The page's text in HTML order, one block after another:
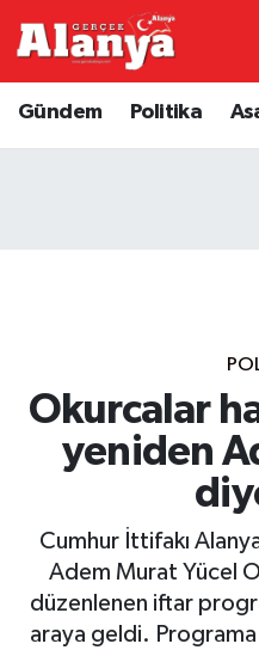
Gündem Politika
Okurcalar
yeniden
Cumhur İttifakı
Adem Murat Yücel
düzenlenen iftar
araya geldi. Programa
Genel
Diğer
Dünya
Gizlilik İlkeleri -
Güncel
Trafik Durumu
Haber Arşivi